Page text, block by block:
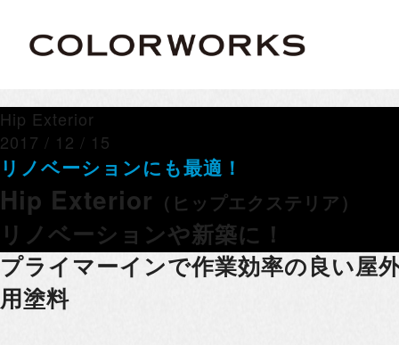
Hip Exterior
2017 / 12 / 15
リノベーションにも最適！
Hip Exterior （ヒップエクステリア）
リノベーションや新築に！
プライマーインで作業効率の良い屋
用塗料